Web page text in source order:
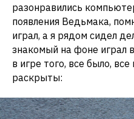
разонравились
появления Ведьмака,
играл, а я рядом сидел
знакомый на фоне играл
в игре того, все было,
раскрыты: